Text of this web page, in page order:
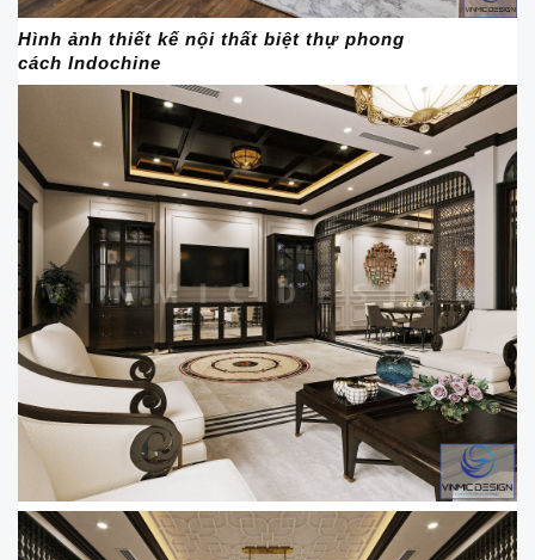
Hình ảnh thiết kế nội thất biệt thự phong
cách Indochine